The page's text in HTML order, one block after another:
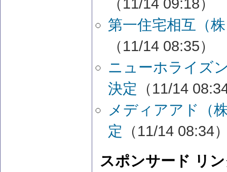
（11/14 09:18）
第一住宅相互（
（11/14 08:35）
ニューホライズ
決定 （11/14
メディアアド（
定 （11/14 08:34
スポンサード リ